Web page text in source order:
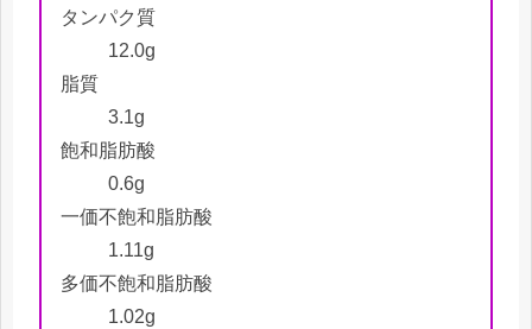
タンパク質
12.0g
脂質
3.1g
飽和脂肪酸
0.6g
一価不飽和脂肪酸
1.11g
多価不飽和脂肪酸
1.02g